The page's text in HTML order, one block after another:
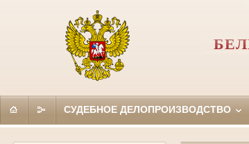
СУДЕБНОЕ ДЕЛОПРОИЗВОДСТВО